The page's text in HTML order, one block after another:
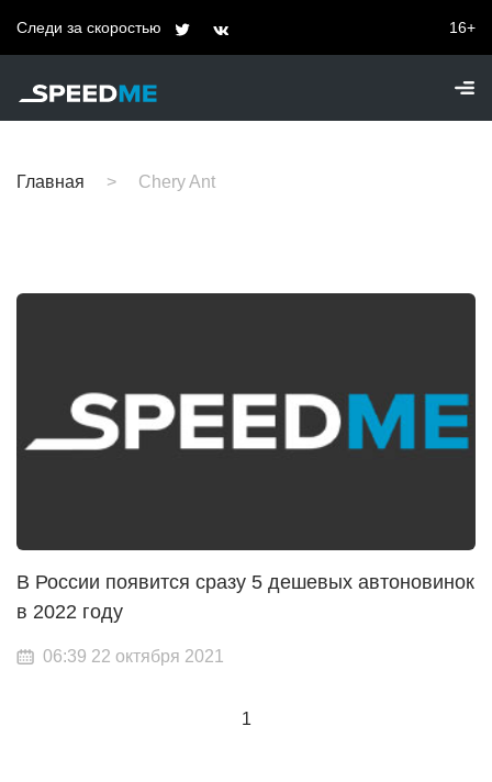
Следи за скоростью 16+
Главная Chery Ant
В России появится сразу 5 дешевых автоновинок
в 2022 году
06:39 22 октября 2021
1